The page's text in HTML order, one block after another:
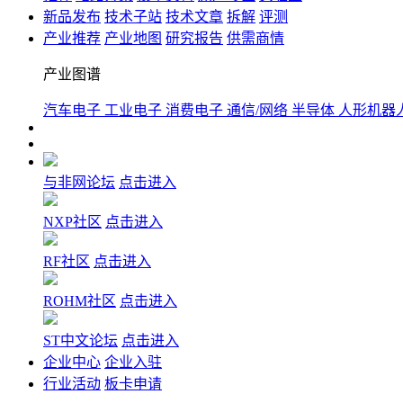
新品发布 技术子站 技术文章 拆解 评测
产业推荐 产业地图 研究报告 供需商情
产业图谱
汽车电子 工业电子 消费电子 通信/网络 半导体 人形机器
与非网论坛 点击进入
NXP社区 点击进入
RF社区 点击进入
ROHM社区 点击进入
ST中文论坛 点击进入
企业中心 企业入驻
行业活动 板卡申请